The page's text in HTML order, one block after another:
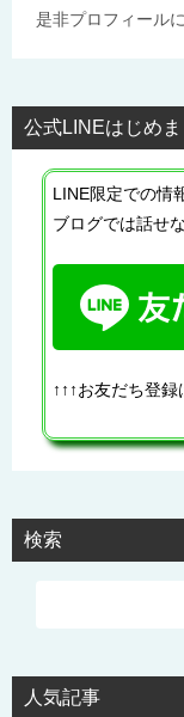
是非プロフィール
公式LINEはじめま
LINE限定での情
ブログでは話せ
↑↑↑お友だち登録
検索
人気記事